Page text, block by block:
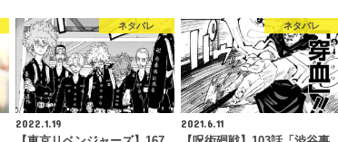
ネタバレ
2022.1.19
ネタバレ
2021.6.11